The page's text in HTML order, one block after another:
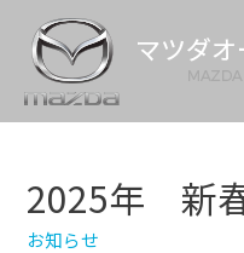
2025年 新
お知らせ